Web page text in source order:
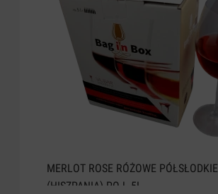
MERLOT ROSE RÓŻOWE PÓŁSŁODKIE
(HISZPANIA) POJ. 5L